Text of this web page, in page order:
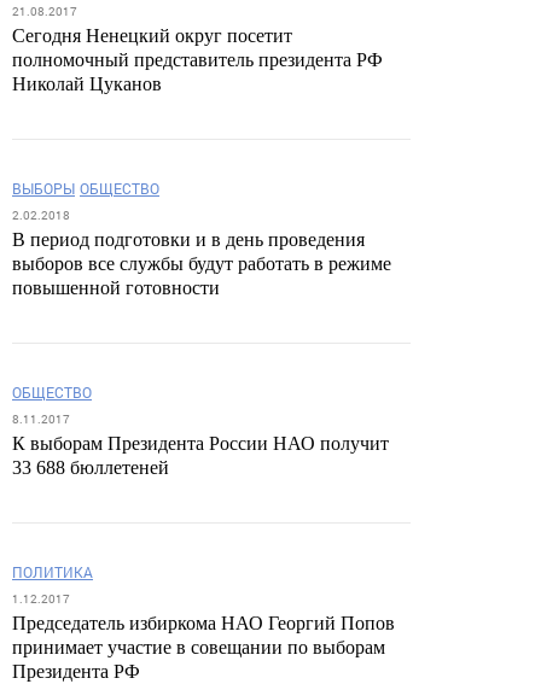
21.08.2017
Сегодня Ненецкий округ посетит
полномочный представитель президента РФ
Николай Цуканов
ВЫБОРЫ ОБЩЕСТВО
2.02.2018
В период подготовки и в день проведения
выборов все службы будут работать в режиме
повышенной готовности
ОБЩЕСТВО
8.11.2017
К выборам Президента России НАО получит
33 688 бюллетеней
ПОЛИТИКА
1.12.2017
Председатель избиркома НАО Георгий Попов
принимает участие в совещании по выборам
Президента РФ